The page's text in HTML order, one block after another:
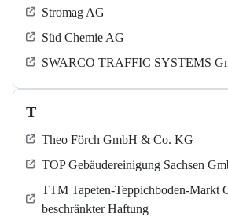
Stromag AG
Süd Chemie AG
SWARCO TRAFFIC SYSTEMS
T
Theo Förch GmbH & Co. KG
TOP Gebäudereinigung Sachsen
TTM Tapeten-Teppichboden-Markt
beschränkter Haftung